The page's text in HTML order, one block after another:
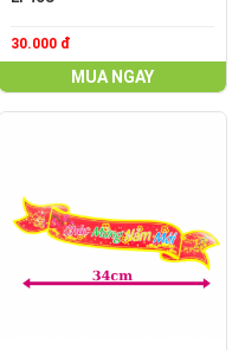
30.000 đ
MUA NGAY